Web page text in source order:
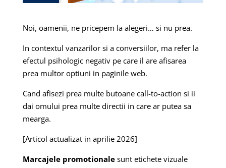
Noi, oamenii, ne pricepem la alegeri… si nu prea.
In contextul vanzarilor si a conversiilor, ma refer la
efectul psihologic negativ pe care il are afisarea
prea multor optiuni in paginile web.
Cand afisezi prea multe butoane call-to-action si ii
dai omului prea multe directii in care ar putea sa
mearga.
[Articol actualizat in aprilie 2026]
Marcajele promotionalesunt etichete vizuale